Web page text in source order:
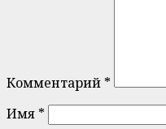
Комментарий *
Имя *